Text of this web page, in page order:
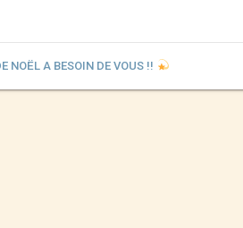
NOËL A BESOIN DE VOUS !!